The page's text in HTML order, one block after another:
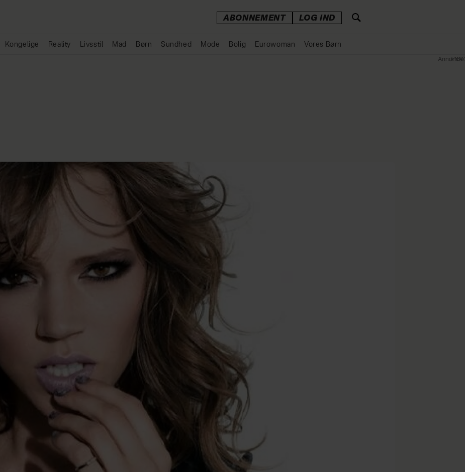
ABONNEMENT LOG IND
Kongelige Reality Livsstil Mad Børn Sundhed Mode Bolig Eurowoman Vores Børn
Annonce